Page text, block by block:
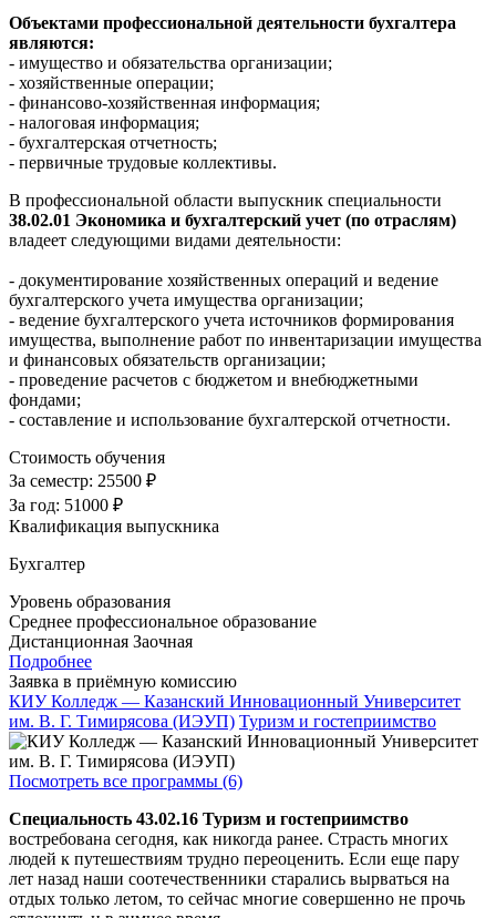
Объектами профессиональной деятельности бухгалтера
являются:
- имущество и обязательства организации;
- хозяйственные операции;
- финансово-хозяйственная информация;
- налоговая информация;
- бухгалтерская отчетность;
- первичные трудовые коллективы.
В профессиональной области выпускник специальности
38.02.01 Экономика и бухгалтерский учет (по отраслям)
владеет следующими видами деятельности:
- документирование хозяйственных операций и ведение
бухгалтерского учета имущества организации;
- ведение бухгалтерского учета источников формирования
имущества, выполнение работ по инвентаризации имущества
и финансовых обязательств организации;
- проведение расчетов с бюджетом и внебюджетными
фондами;
- составление и использование бухгалтерской отчетности.
Стоимость обучения
За семестр: 25500 ₽
За год: 51000 ₽
Квалификация выпускника
Бухгалтер
Уровень образования
Среднее профессиональное образование
Дистанционная Заочная
Подробнее
Заявка в приёмную комиссию
КИУ Колледж — Казанский Инновационный Университет
им. В. Г. Тимирясова (ИЭУП) Туризм и гостеприимство
Посмотреть все программы (6)
Специальность 43.02.16 Туризм и гостеприимство
востребована сегодня, как никогда ранее. Страсть многих
людей к путешествиям трудно переоценить. Если еще пару
лет назад наши соотечественники старались вырваться на
отдых только летом, то сейчас многие совершенно не прочь